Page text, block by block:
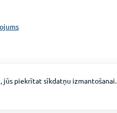
piekrītat sīkdatņu izmantošanai.